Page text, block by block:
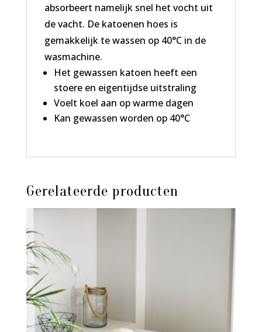
absorbeert namelijk snel het vocht uit
de vacht. De katoenen hoes is
gemakkelijk te wassen op 40°C in de
wasmachine.
Het gewassen katoen heeft een
stoere en eigentijdse uitstraling
Voelt koel aan op warme dagen
Kan gewassen worden op 40°C
Gerelateerde producten